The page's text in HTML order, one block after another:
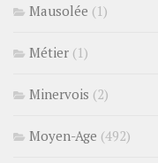
Mausolée (1)
Métier (1)
Minervois (2)
Moyen-Age (492)